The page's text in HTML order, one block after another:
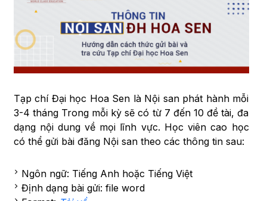
Tạp chí Đại học Hoa Sen là Nội san phát hành mỗi
3-4 tháng Trong mỗi kỳ sẽ có từ 7 đến 10 đề tài, đa
dạng nội dung về mọi lĩnh vực. Học viên cao học
có thể gửi bài đăng Nội san theo các thông tin sau:
Ngôn ngữ: Tiếng Anh hoặc Tiếng Việt
Định dạng bài gửi: file word